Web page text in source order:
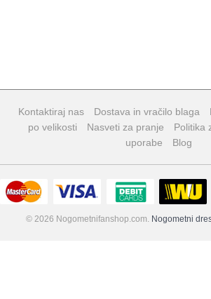
Kontaktiraj nas Dostava in vračilo blaga
po velikosti
Nasveti za pranje Politika
uporabe
Blog
© 2026 Nogometnifanshop.com. Nogometni